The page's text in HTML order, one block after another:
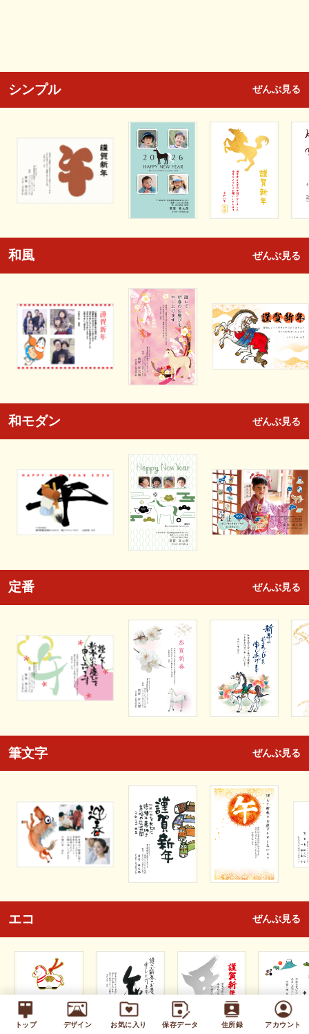
トップ デザイン お気に入り 保存データ 住所録 アカウント
シンプル ぜんぶ見る
和風 ぜんぶ見る
和モダン ぜんぶ見る
定番 ぜんぶ見る
筆文字 ぜんぶ見る
エコ ぜんぶ見る